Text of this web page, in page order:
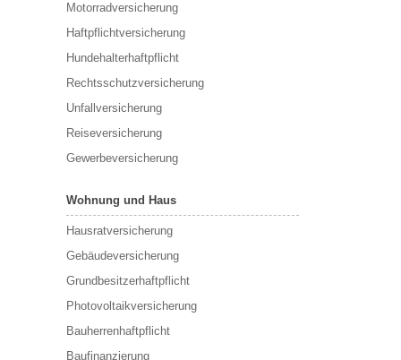
Motorradversicherung
Haftpflichtversicherung
Hundehalterhaftpflicht
Rechtsschutzversicherung
Unfallversicherung
Reiseversicherung
Gewerbeversicherung
Wohnung und Haus
Hausratversicherung
Gebäudeversicherung
Grundbesitzerhaftpflicht
Photovoltaikversicherung
Bauherrenhaftpflicht
Baufinanzierung